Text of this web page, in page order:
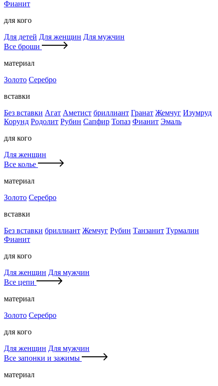
Фианит
для кого
Для детей Для женщин Для мужчин
Все броши
материал
Золото Серебро
вставки
Без вставки Агат Аметист бриллиант Гранат Жемчуг Изумруд
Корунд Родолит Рубин Сапфир Топаз Фианит Эмаль
для кого
Для женщин
Все колье
материал
Золото Серебро
вставки
Без вставки бриллиант Жемчуг Рубин Танзанит Турмалин
Фианит
для кого
Для женщин Для мужчин
Все цепи
материал
Золото Серебро
для кого
Для женщин Для мужчин
Все запонки и зажимы
материал